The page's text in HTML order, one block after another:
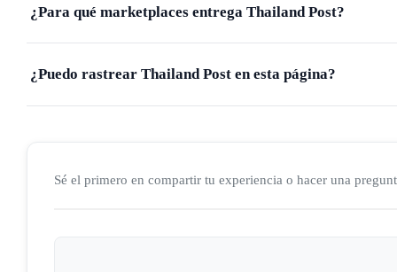
¿Para qué marketplaces entrega Thailand Post?
¿Puedo rastrear Thailand Post en esta página?
Sé el primero en compartir tu experiencia o hacer una